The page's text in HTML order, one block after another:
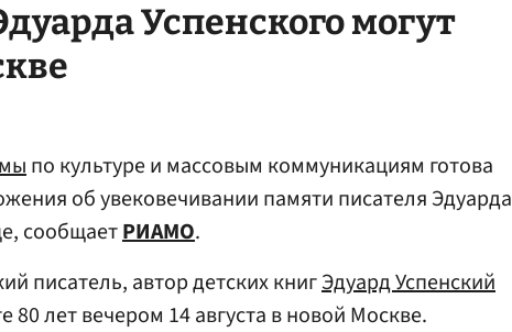
Успенского могут
по культуре и массовым коммуникациям готова
об увековечивании памяти писателя Эдуарда
сообщаетРИАМО.
писатель, автор детских книгЭдуард Успенский
80 лет вечером 14 августа в новой Москве.